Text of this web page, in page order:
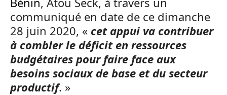
communiqué en date de ce dimanche
28 juin 2020, « cet appui va contribuer
à combler le déficit en ressources
budgétaires pour faire face aux
besoins sociaux de base et du secteur
productif. »